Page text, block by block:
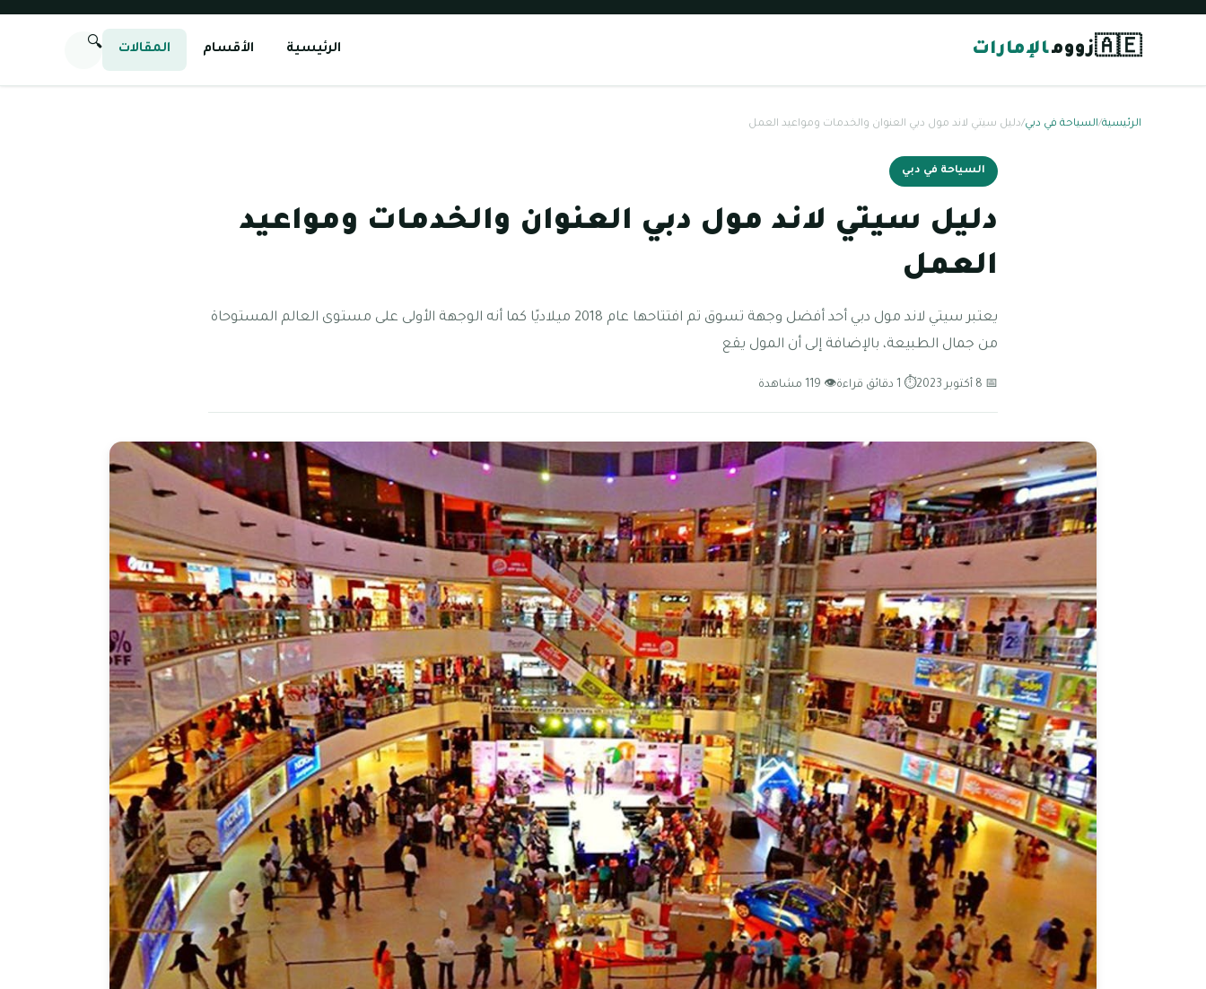
🇦🇪زوومالإمارات الرئيسية الأقسام المقالات 🔍
الرئيسية/السياحة في دبي/دليل سيتي لاند مول دبي العنوان والخدمات ومواعيد العمل
السياحة في دبي
دليل سيتي لاند مول دبي العنوان والخدمات ومواعيد
العمل
يعتبر سيتي لاند مول دبي أحد أفضل وجهة تسوق تم افتتاحها عام 2018 ميلاديًا كما أنه الوجهة الأولى على مستوى العالم المستوحاة
من جمال الطبيعة، بالإضافة إلى أن المول يقع
📅 8 أكتوبر 2023 ⏱ 1 دقائق قراءة 👁 119 مشاهدة